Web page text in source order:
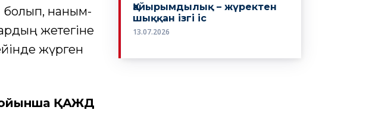
болып, наным-
жетегіне
жүрген
ҚАЖД
Қайырымдылық – жүректен
шыққан ізгі іс
13.07.2026